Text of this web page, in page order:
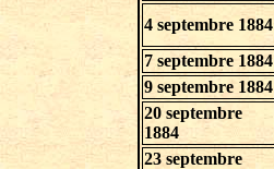
4 septembre 1884
7 septembre 1884
9 septembre 1884
20 septembre
1884
23 septembre